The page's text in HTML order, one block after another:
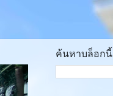
ค้นหาบล็อกนี้